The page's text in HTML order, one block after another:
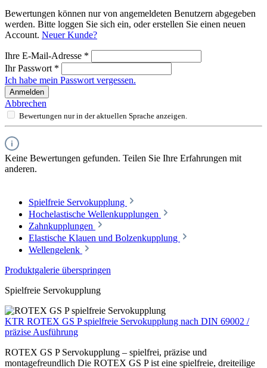
Bewertungen können nur von angemeldeten Benutzern abgegeben
werden. Bitte loggen Sie sich ein, oder erstellen Sie einen neuen
Account. Neuer Kunde?
Ihre E-Mail-Adresse *
Ihr Passwort *
Ich habe mein Passwort vergessen.
Anmelden
Abbrechen
Bewertungen nur in der aktuellen Sprache anzeigen.
Keine Bewertungen gefunden. Teilen Sie Ihre Erfahrungen mit
anderen.
Spielfreie Servokupplung
Hochelastische Wellenkupplungen
Zahnkupplungen
Elastische Klauen und Bolzenkupplung
Wellengelenk
Produktgalerie überspringen
Spielfreie Servokupplung
KTR ROTEX GS P spielfreie Servokupplung nach DIN 69002 /
präzise Ausführung
ROTEX GS P Servokupplung – spielfrei, präzise und
montagefreundlich Die ROTEX GS P ist eine spielfreie, dreiteilige